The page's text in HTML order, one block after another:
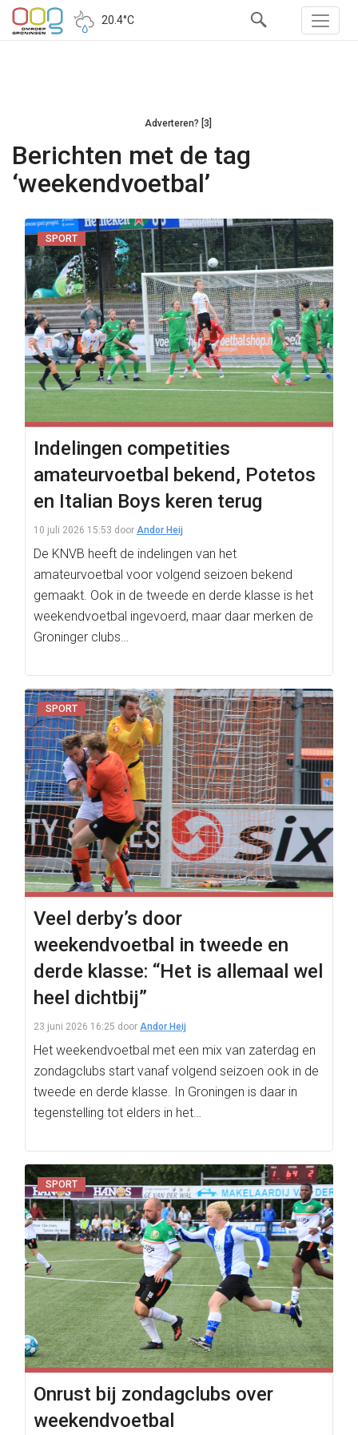
20.4°C
Adverteren? [3]
Berichten met de tag
‘weekendvoetbal’
SPORT
Indelingen competities
amateurvoetbal bekend, Potetos
en Italian Boys keren terug
10 juli 2026 15:53 door Andor Heij
De KNVB heeft de indelingen van het
amateurvoetbal voor volgend seizoen bekend
gemaakt. Ook in de tweede en derde klasse is het
weekendvoetbal ingevoerd, maar daar merken de
Groninger clubs…
SPORT
Veel derby’s door
weekendvoetbal in tweede en
derde klasse: “Het is allemaal wel
heel dichtbij”
23 juni 2026 16:25 door Andor Heij
Het weekendvoetbal met een mix van zaterdag en
zondagclubs start vanaf volgend seizoen ook in de
tweede en derde klasse. In Groningen is daar in
tegenstelling tot elders in het…
SPORT
Onrust bij zondagclubs over
weekendvoetbal